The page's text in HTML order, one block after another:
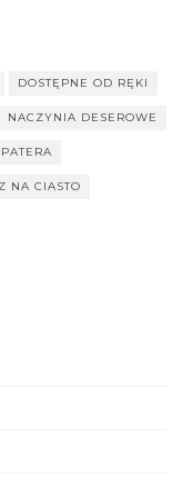
DOSTĘPNE OD RĘKI
NACZYNIA DESEROWE
PATERA
NA CIASTO